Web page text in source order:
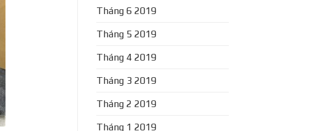
Tháng 6 2019
Tháng 5 2019
Tháng 4 2019
Tháng 3 2019
Tháng 2 2019
Tháng 1 2019